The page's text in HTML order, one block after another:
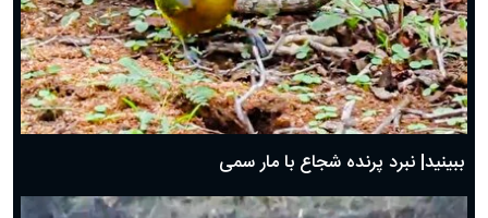
ببینید| نبرد پرنده شجاع با مار سمی